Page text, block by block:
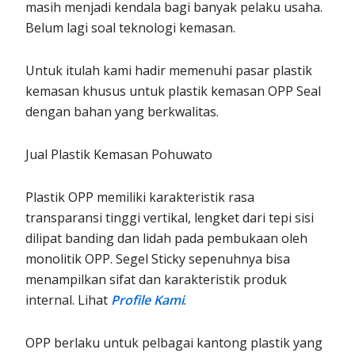
masih menjadi kendala bagi banyak pelaku usaha.
Belum lagi soal teknologi kemasan.
Untuk itulah kami hadir memenuhi pasar plastik
kemasan khusus untuk plastik kemasan OPP Seal
dengan bahan yang berkwalitas.
Jual Plastik Kemasan Pohuwato
Plastik OPP memiliki karakteristik rasa
transparansi tinggi vertikal, lengket dari tepi sisi
dilipat banding dan lidah pada pembukaan oleh
monolitik OPP. Segel Sticky sepenuhnya bisa
menampilkan sifat dan karakteristik produk
internal. Lihat Profile Kami.
OPP berlaku untuk pelbagai kantong plastik yang